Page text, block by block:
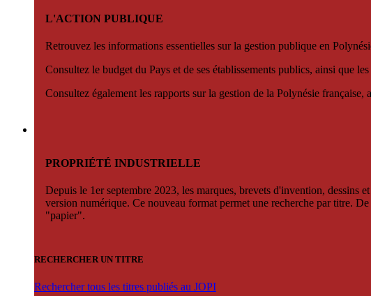
L'ACTION PUBLIQUE
Retrouvez les informations essentielles sur la gestion publique en
Consultez le budget du Pays et de ses établissements publics, ainsi que
Consultez également les rapports sur la gestion de la Polynésie française,
PROPRIÉTÉ INDUSTRIELLE
Depuis le 1er septembre 2023, les marques, brevets d'invention, dessins
version numérique. Ce nouveau format permet une recherche par titre.
"papier".
RECHERCHER UN TITRE
Rechercher tous les titres publiés au JOPI